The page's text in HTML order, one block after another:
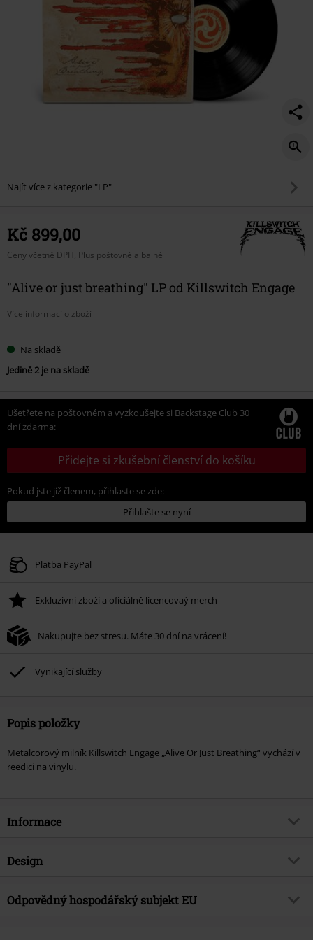
Najít více z kategorie "LP"
Kč 899,00
Ceny včetně DPH, Plus poštovné a balné
"Alive or just breathing" LP od Killswitch Engage
Více informací o zboží
Na skladě
Jedině 2 je na skladě
Ušetřete na poštovném a vyzkoušejte si Backstage Club 30
dní zdarma:
Přidejte si zkušební členství do košíku
Pokud jste již členem, přihlaste se zde:
Přihlašte se nyní
Platba PayPal
Exkluzivní zboží a oficiálně licencovaý merch
Nakupujte bez stresu. Máte 30 dní na vrácení!
Vynikající služby
Popis položky
Metalcorový milník Killswitch Engage „Alive Or Just Breathing“ vychází v
reedici na vinylu.
Informace
Zboží č.
Hudební žánr
Metalcore
Design
Typ výrobku
LP
Odpovědný hospodářský subjekt EU